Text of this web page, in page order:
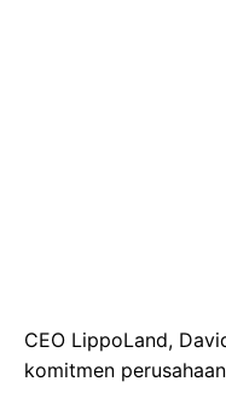
CEO LippoLand,
komitmen